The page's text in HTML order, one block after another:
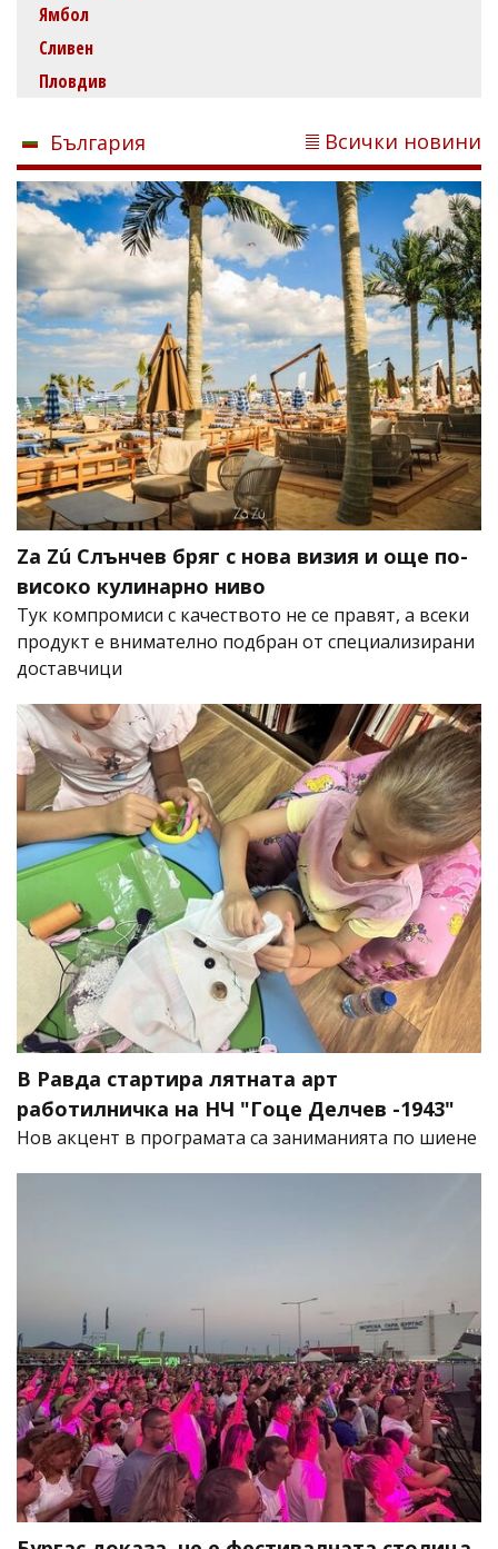
Ямбол
Сливен
Пловдив
България Всички новини
Za Zú Слънчев бряг с нова визия и още по-
високо кулинарно ниво
Тук компромиси с качеството не се правят, а всеки
продукт е внимателно подбран от специализирани
доставчици
В Равда стартира лятната арт
работилничка на НЧ "Гоце Делчев -1943"
Нов акцент в програмата са заниманията по шиене